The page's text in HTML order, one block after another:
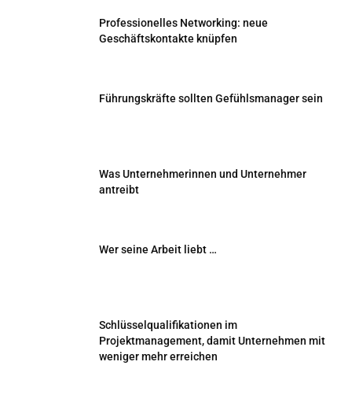
Professionelles Networking: neue
Geschäftskontakte knüpfen
Führungskräfte sollten Gefühlsmanager sein
Was Unternehmerinnen und Unternehmer
antreibt
Wer seine Arbeit liebt …
Schlüsselqualifikationen im
Projektmanagement, damit Unternehmen mit
weniger mehr erreichen